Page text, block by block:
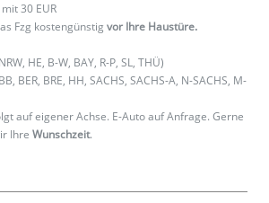
30 EUR
Fzg kostengünstig vor Ihre Haustüre.
HE, B-W, BAY, R-P, SL, THÜ)
BER, BRE, HH, SACHS, SACHS-A, N-SACHS, M-
auf eigener Achse. E-Auto auf Anfrage. Gerne
Ihre Wunschzeit.